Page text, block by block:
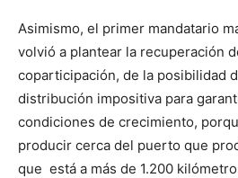
Asimismo, el primer mandatario
volvió a plantear la recuperación
coparticipación, de la posibilidad
distribución impositiva para
condiciones de crecimiento,
producir cerca del puerto que
que está a más de 1.200